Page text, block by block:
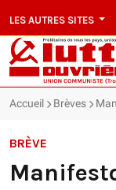
LES AUTRES SITES
Accueil Brèves
BRÈVE